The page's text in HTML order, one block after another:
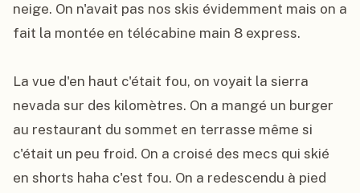
neige. On n'avait pas nos skis évidemment mais on a
fait la montée en télécabine main 8 express.
La vue d'en haut c'était fou, on voyait la sierra
nevada sur des kilomètres. On a mangé un burger
au restaurant du sommet en terrasse même si
c'était un peu froid. On a croisé des mecs qui skié
en shorts haha c'est fou. On a redescendu à pied